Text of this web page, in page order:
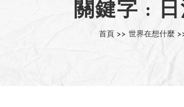
關鍵字 :
首頁 >> 世界在想什麼